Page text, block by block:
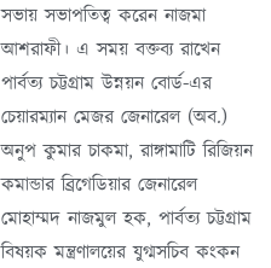
সভায় সভাপতিত্ব করেন নাজমা
আশরাফী। এ সময় বক্তব্য রাখেন
পার্বত্য চট্টগ্রাম উন্নয়ন বোর্ড-এর
চেয়ারম্যান মেজর জেনারেল (অব.)
অনুপ কুমার চাকমা, রাঙ্গামাটি রিজিয়ন
কমান্ডার ব্রিগেডিয়ার জেনারেল
মোহাম্মদ নাজমুল হক, পার্বত্য চট্টগ্রাম
বিষয়ক মন্ত্রণালয়ের যুগ্মসচিব কংকন